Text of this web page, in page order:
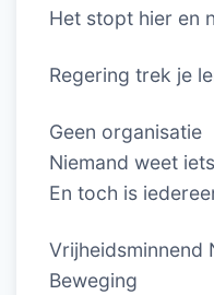
Het stopt hier en
Regering trek je
Geen organisatie
Niemand weet iets
En toch is
Vrijheidsminnend
Beweging